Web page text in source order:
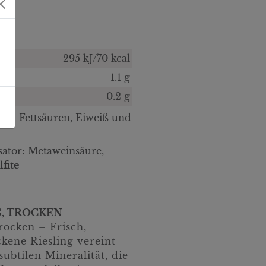
295 kJ/70 kcal
1.1 g
0.2 g
Fettsäuren, Eiweiß und
Metaweinsäure,
TROCKEN
– Frisch,
Riesling vereint
Mineralität, die